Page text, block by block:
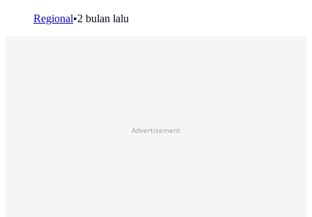
Regional•2 bulan lalu
Advertisement